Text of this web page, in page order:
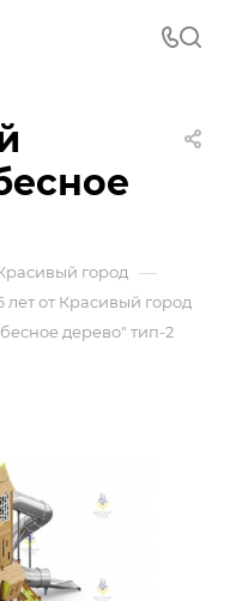
город —
от Красивый город
дерево" тип-2